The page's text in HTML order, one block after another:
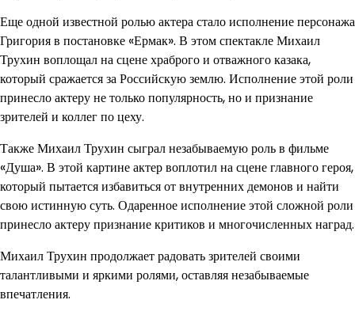
Еще одной известной ролью актера стало исполнение персонажа
Григория в постановке «Ермак». В этом спектакле Михаил
Трухин воплощал на сцене храброго и отважного казака,
который сражается за Российскую землю. Исполнение этой роли
принесло актеру не только популярность, но и признание
зрителей и коллег по цеху.
Также Михаил Трухин сыграл незабываемую роль в фильме
«Душа». В этой картине актер воплотил на сцене главного героя,
который пытается избавиться от внутренних демонов и найти
свою истинную суть. Одаренное исполнение этой сложной роли
принесло актеру признание критиков и многочисленных наград.
Михаил Трухин продолжает радовать зрителей своими
талантливыми и яркими ролями, оставляя незабываемые
впечатления.